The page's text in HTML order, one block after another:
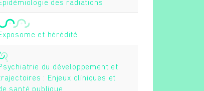
des radiations
et hérédité
du développement et
: Enjeux cliniques et